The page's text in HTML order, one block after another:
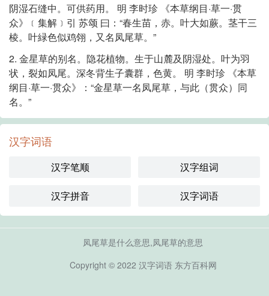
阴湿石缝中。可供药用。 明 李时珍 《本草纲目·草一·贯
众》﹝集解﹞引 苏颂 曰：“春生苗，赤。叶大如蕨。茎干三
棱。叶緑色似鸡翎，又名凤尾草。”
2. 金星草的别名。隐花植物。生于山麓及阴湿处。叶为羽
状，裂如凤尾。深冬背生子囊群，色黄。 明 李时珍 《本草
纲目·草一·贯众》：“金星草一名凤尾草，与此（贯众）同
名。”
汉字词语
汉字笔顺 汉字组词
汉字拼音 汉字词语
凤尾草是什么意思,凤尾草的意思
Copyright © 2022 汉字词语东方百科网